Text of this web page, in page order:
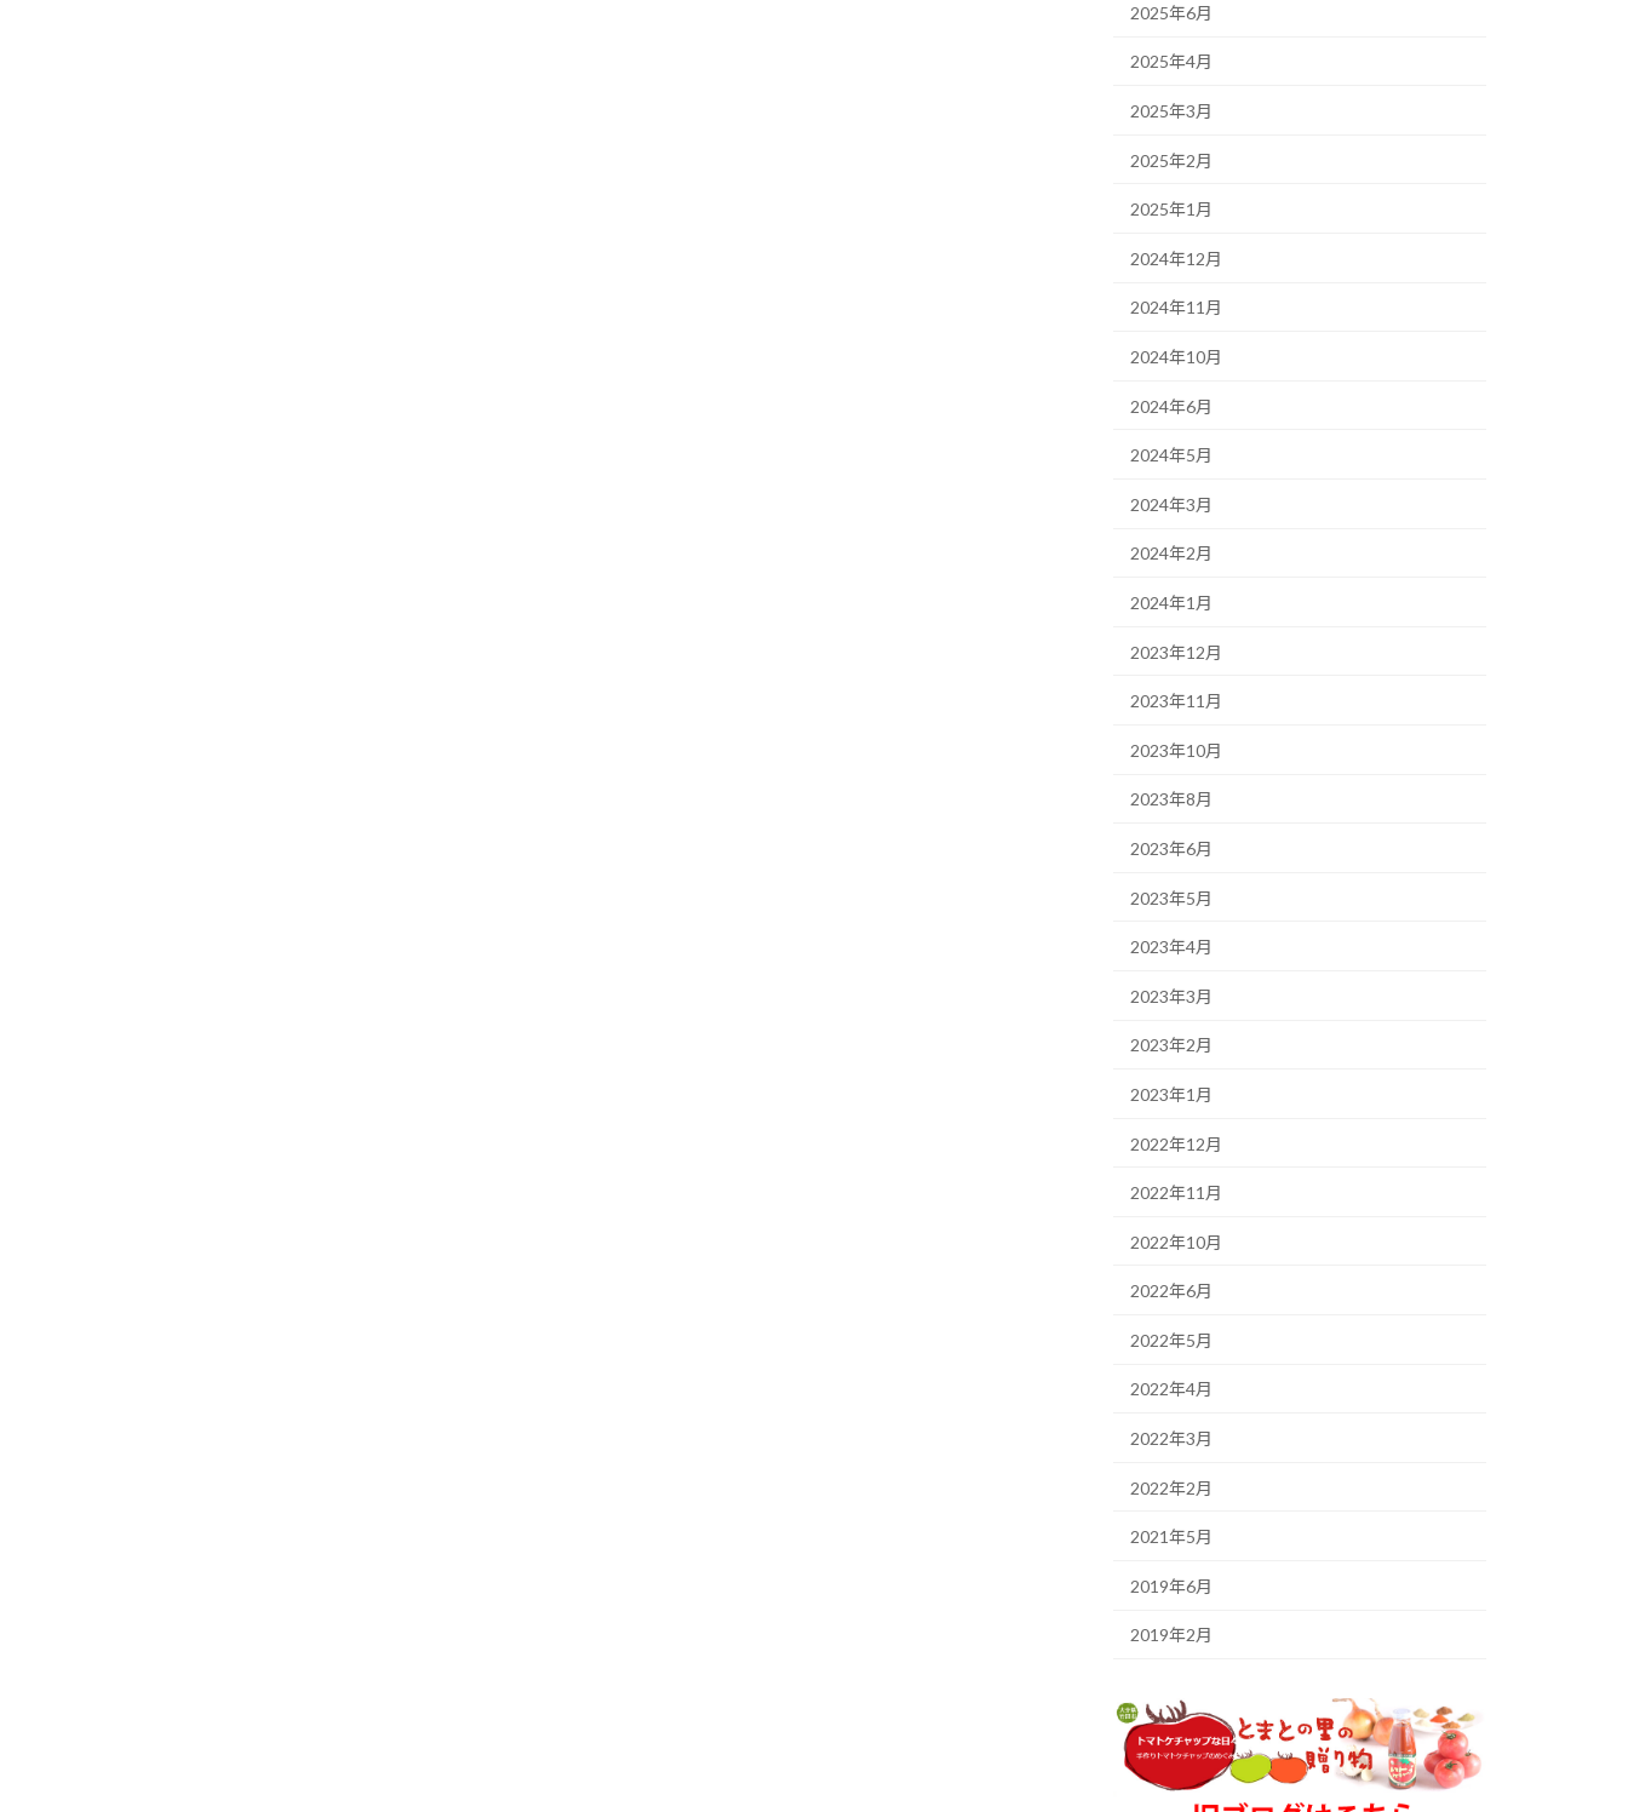
2025年6月
2025年4月
2025年3月
2025年2月
2025年1月
2024年12月
2024年11月
2024年10月
2024年6月
2024年5月
2024年3月
2024年2月
2024年1月
2023年12月
2023年11月
2023年10月
2023年8月
2023年6月
2023年5月
2023年4月
2023年3月
2023年2月
2023年1月
2022年12月
2022年11月
2022年10月
2022年6月
2022年5月
2022年4月
2022年3月
2022年2月
2021年5月
2019年6月
2019年2月